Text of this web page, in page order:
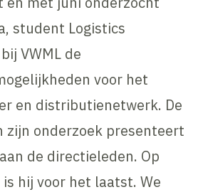
student Logistics
VWML de
voor het
en distributienetwerk. De
zijn onderzoek presenteert
de directieleden. Op
hij voor het laatst. We